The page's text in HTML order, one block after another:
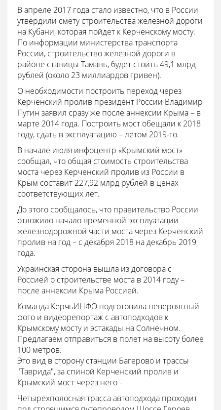
В апреле 2017 года стало известно, что в России
утвердили смету строительства железной дороги
на Кубани, которая пойдет к Керченскому мосту.
По информации министерства транспорта
России, строительство железной дороги в
районе станицы Тамань, будет стоить 49,1 млрд
рублей (около 23 миллиардов гривен).
О необходимости построить переход через
Керченский пролив президент России Владимир
Путин заявил сразу же после аннексии Крыма – в
марте 2014 года. Построить мост обещали к 2018
году, сдать в эксплуатацию – летом 2019-го.
В начале июля инфоцентр «Крымский мост»
сообщал, что общая стоимость строительства
моста через Керченский пролив из России в
Крым составит 227,92 млрд рублей в ценах
соответствующих лет.
До этого сообщалось, что правительство России
отложило начало временной эксплуатации
железнодорожной части моста через Керченский
пролив на год – с декабря 2018 на декабрь 2019
года.
Украинская сторона вышла из договора с
Россией о строительстве моста в 2014 году –
после аннексии Крыма Россией.
Команда КерчьИНФО подготовила невероятный
фото и видеорепортаж с автоподходов к
Крымскому мосту и эстакады на Солнечном.
Предлагаем отправиться в полет на высоту более
100 метров.
Это вид в сторону станции Багерово и трассы
"Таврида", за спиной Керченский пролив и
Крымский мост через него -
Четырёхполосная трасса автоподхода проходит